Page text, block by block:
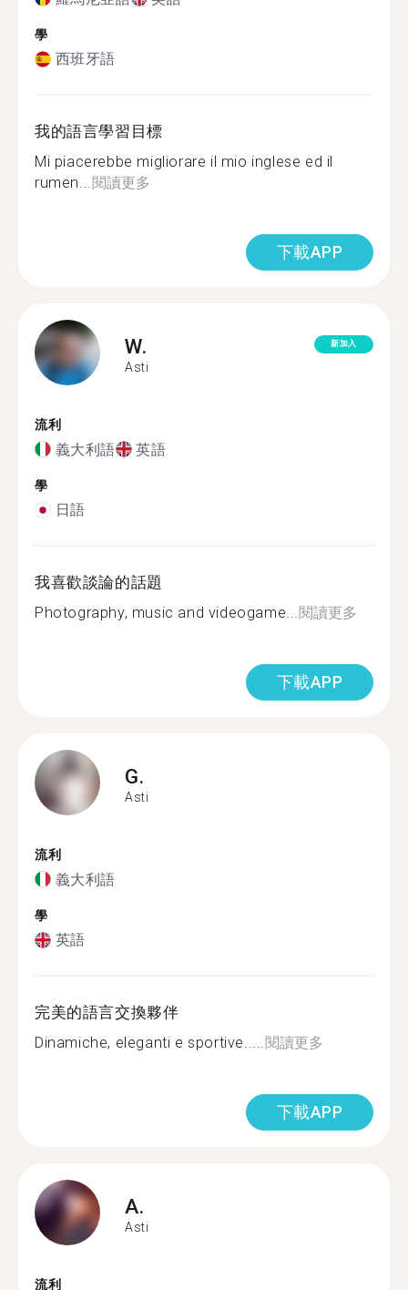
學
西班牙語
我的語言學習目標
Mi piacerebbe migliorare il mio inglese ed il
rumen...閱讀更多
下載APP
W.
Asti
新加入
流利
義大利語 英語
學
日語
我喜歡談論的話題
Photography, music and videogame...閱讀更多
下載APP
G.
Asti
流利
義大利語
學
英語
完美的語言交換夥伴
Dinamiche, eleganti e sportive.....閱讀更多
下載APP
A.
Asti
流利